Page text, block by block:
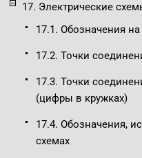
17. Электрические
17.1. Обозначения
17.2. Точки
17.3. Точки
(цифры в кружках)
17.4. Обозначения,
схемах